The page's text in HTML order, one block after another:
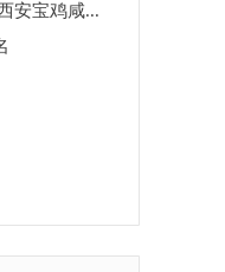
安宝鸡咸...